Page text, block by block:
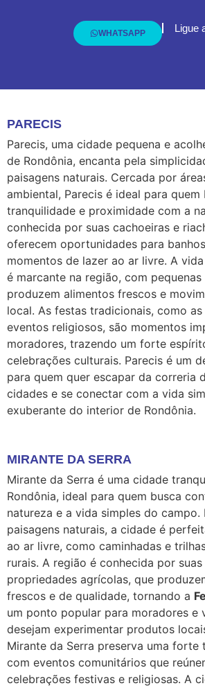
WHATSAPP Ligue
PARECIS
Parecis, uma cidade pequena e
de Rondônia, encanta pela
paisagens naturais. Cercada por
ambiental, Parecis é ideal para quem
tranquilidade e proximidade com a
conhecida por suas cachoeiras e
oferecem oportunidades para
momentos de lazer ao ar livre. A
é marcante na região, com
produzem alimentos frescos e
local. As festas tradicionais, como
eventos religiosos, são momentos
moradores, trazendo um forte
celebrações culturais. Parecis é um
para quem quer escapar da correria
cidades e se conectar com a vida
exuberante do interior de Rondônia.
MIRANTE DA SERRA
Mirante da Serra é uma cidade
Rondônia, ideal para quem busca
natureza e a vida simples do campo.
paisagens naturais, a cidade é
ao ar livre, como caminhadas e
rurais. A região é conhecida por
propriedades agrícolas, que
frescos e de qualidade, tornando a
um ponto popular para moradores e
desejam experimentar produtos
Mirante da Serra preserva uma forte
com eventos comunitários que
celebrações festivas e religiosas. A